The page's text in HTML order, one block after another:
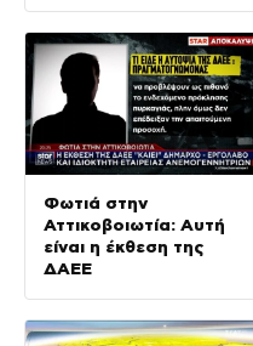
Φωτιά στην
Αττικοβοιωτία: Αυτή
είναι η έκθεση της
ΔΑΕΕ